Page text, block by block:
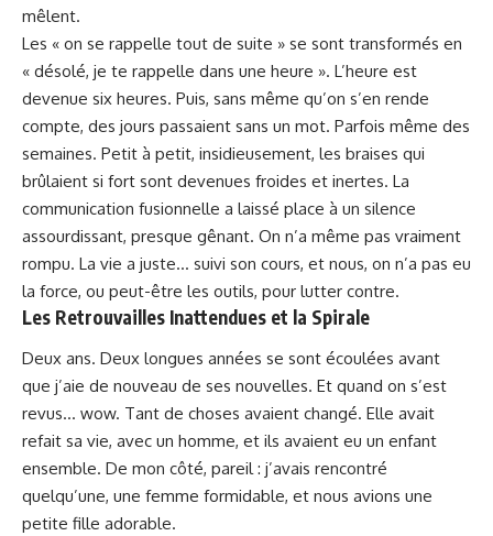
mêlent.
Les « on se rappelle tout de suite » se sont transformés en
« désolé, je te rappelle dans une heure ». L’heure est
devenue six heures. Puis, sans même qu’on s’en rende
compte, des jours passaient sans un mot. Parfois même des
semaines. Petit à petit, insidieusement, les braises qui
brûlaient si fort sont devenues froides et inertes. La
communication fusionnelle a laissé place à un silence
assourdissant, presque gênant. On n’a même pas vraiment
rompu. La vie a juste… suivi son cours, et nous, on n’a pas eu
la force, ou peut-être les outils, pour lutter contre.
Les Retrouvailles Inattendues et la Spirale
Deux ans. Deux longues années se sont écoulées avant
que j’aie de nouveau de ses nouvelles. Et quand on s’est
revus… wow. Tant de choses avaient changé. Elle avait
refait sa vie, avec un homme, et ils avaient eu un enfant
ensemble. De mon côté, pareil : j’avais rencontré
quelqu’une, une femme formidable, et nous avions une
petite fille adorable.